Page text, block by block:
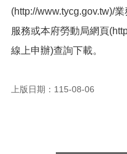
民
服
資
(http://www.tycg.gov.tw)/
服務或本府勞動局網頁
線上申辦)查詢下載。
上版日期：115-08-06